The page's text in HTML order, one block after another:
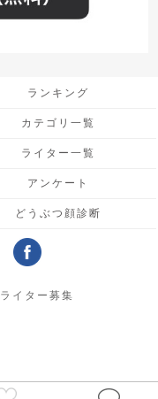
ランキング
カテゴリ一覧
ライター一覧
アンケート
どうぶつ顔診断
ライター募集